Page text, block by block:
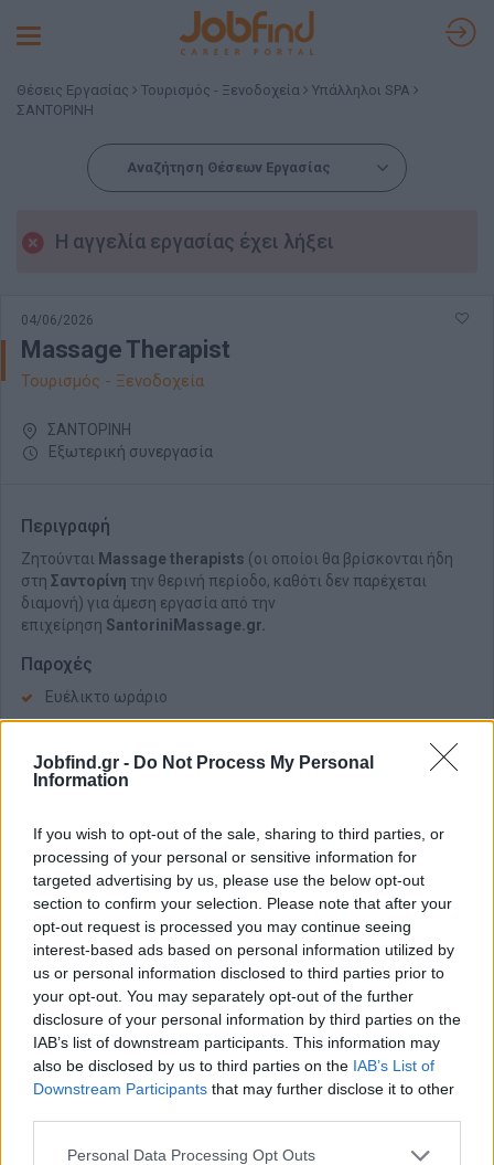
Jobfind.gr - Do Not Process My Personal
Information
If you wish to opt-out of the sale, sharing to third parties, or
processing of your personal or sensitive information for
targeted advertising by us, please use the below opt-out
section to confirm your selection. Please note that after your
opt-out request is processed you may continue seeing
interest-based ads based on personal information utilized by
us or personal information disclosed to third parties prior to
your opt-out. You may separately opt-out of the further
disclosure of your personal information by third parties on the
IAB’s list of downstream participants. This information may
also be disclosed by us to third parties on the IAB’s List of
Downstream Participants that may further disclose it to other
Personal Data Processing Opt Outs
Toggle
Θέσεις Εργασίας Τουρισμός - Ξενοδοχεία
Υπάλληλοι SPA
ΣΑΝΤΟΡΙΝΗ
Αναζήτηση Θέσεων Εργασίας
Η αγγελία εργασίας έχει λήξει
04/06/2026
Massage Therapist
Τουρισμός - Ξενοδοχεία
ΣΑΝΤΟΡΙΝΗ
Εξωτερική συνεργασία
Περιγραφή
Ζητούνται Massage therapists (οι οποίοι θα βρίσκονται ήδη
στη Σαντορίνη την θερινή περίοδο, καθότι δεν παρέχεται
διαμονή) για άμεση εργασία από την
επιχείρηση SantoriniMassage.gr.
Παροχές
Ευέλικτο ωράριο
Υψηλές αποδοχές
Ευχάριστο περιβάλλον